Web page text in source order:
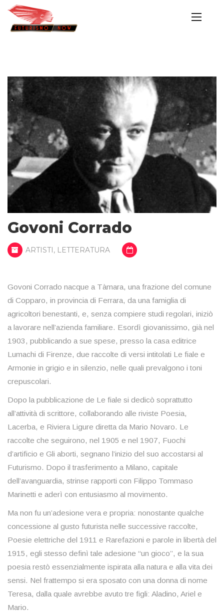
Govoni Corrado
ARTISTI, LETTERATURA
Govoni Corrado nacque a Tàmara, una frazione del comune
di Copparo, in provincia di Ferrara, da una famiglia di
agricoltori benestanti, e, senza compiere studi regolari, iniziò
a lavorare nell’azienda familiare. Esordì giovanissimo, già nel
1903, pubblicando a sue spese, presso la casa editrice
Lumachi di Firenze, due raccolte di versi intitolati Le fiale e
Armonie in grigio e in silenzio, nelle quali prevalgono i toni
crepuscolari.
Dopo la pubblicazione de Le fiale si dedicò soprattutto
all’attività di scrittore, collaborando alle riviste Poesia,
Lacerba, e Riviera Ligure diretta da Mario Novaro. Le
raccolte che seguirono, nel 1905 e nel 1907, Fuochi
d’artificio e Gli aborti, segnano l’inizio del suo accostarsi al
Futurismo. Dopo il trasferimento a Milano, capitale
dell’avanguardia, strinse rapporti con Filippo Tommaso
Marinetti e aderì con entusiasmo al movimento.
Ma non fu un’adesione vera e propria: nonostante qualche
concessione al gusto futurista nelle successive raccolte,
Poesie elettriche del 1911 e Rarefazioni e parole in libertà del
1915, egli stesso definì tale adesione “un gioco”, e la sua
poesia restò essenzialmente ispirata alla natura e alla vita dei
sensi. Nel frattempo si era sposato con una donna di nome
Teresa, dalla quale avrebbe avuto tre figli: Aladino, Ariel e
Mario.